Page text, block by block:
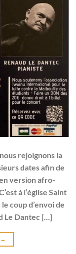
rejoignons la
dates afin de
version afro-
à l’église Saint
coup d’envoi de
Le Dantec […]
→